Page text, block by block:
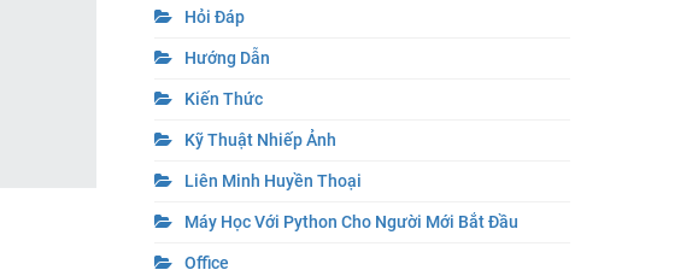
Hỏi Đáp
Hướng Dẫn
Kiến Thức
Kỹ Thuật Nhiếp Ảnh
Liên Minh Huyền Thoại
Máy Học Với Python Cho Người Mới Bắt Đầu
Office